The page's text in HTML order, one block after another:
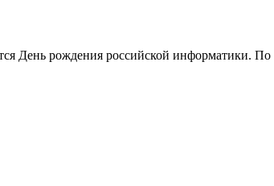
День рождения российской информатики.